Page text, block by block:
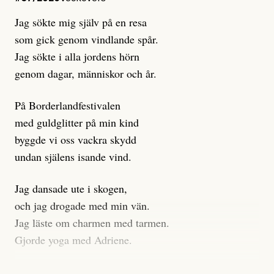
klickbete är inte intressant för Dagens ETC.
Journalistiken är låst. En klatschig men korrekt rubrik
gör förhoppningsvis att en nyfiken beställer
prenumeration, men den avslutas sekunder senare om
dessa granskningar på olika källor, alltifrån domar till
en mängd intervjupersoner, inklusive generös
möjlighet att bemöta för såväl personen vars motiv att
engagera sig i Palestinarörelsen ifrågasätts som de
grupper där Säpo-resursen samlade in uppgifter.
Researchen är grundlig.
Möjligen är det egentligen inte journalistikens metod
som stör?
Jag sökte mig själv på en resa
som gick genom vindlande spår.
Jag sökte i alla jordens hörn
genom dagar, människor och år.
På Borderlandfestivalen
med guldglitter på min kind
byggde vi oss vackra skydd
undan själens isande vind.
Jag dansade ute i skogen,
och jag drogade med min vän.
Jag läste om charmen med tarmen.
Gjorde yoga med Adriene.